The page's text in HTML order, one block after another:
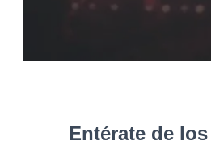
Entérate de